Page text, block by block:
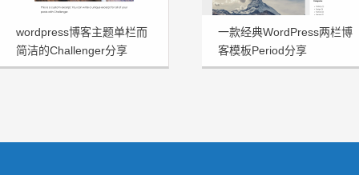
wordpress博客主题单栏而
简洁的Challenger分享
一款经典WordPress两栏博
客模板Period分享